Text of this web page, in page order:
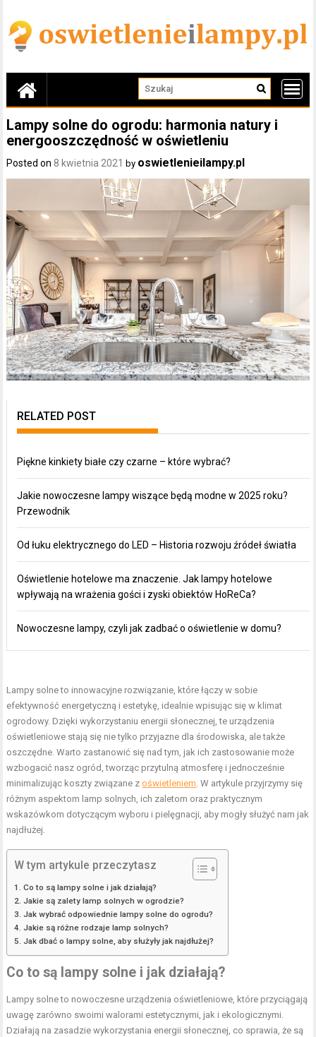
content
Lampy solne do ogrodu: harmonia natury i
energooszczędność w oświetleniu
Posted on 8 kwietnia 2021 by oswietlenieilampy.pl
RELATED POST
Piękne kinkiety białe czy czarne – które wybrać?
Jakie nowoczesne lampy wiszące będą modne w 2025 roku?
Przewodnik
Od łuku elektrycznego do LED – Historia rozwoju źródeł światła
Oświetlenie hotelowe ma znaczenie. Jak lampy hotelowe
wpływają na wrażenia gości i zyski obiektów HoReCa?
Nowoczesne lampy, czyli jak zadbać o oświetlenie w domu?
Lampy solne to innowacyjne rozwiązanie, które łączy w sobie
efektywność energetyczną i estetykę, idealnie wpisując się w klimat
ogrodowy. Dzięki wykorzystaniu energii słonecznej, te urządzenia
oświetleniowe stają się nie tylko przyjazne dla środowiska, ale także
oszczędne. Warto zastanowić się nad tym, jak ich zastosowanie może
wzbogacić nasz ogród, tworząc przytulną atmosferę i jednocześnie
minimalizując koszty związane zoświetleniem. W artykule przyjrzymy się
różnym aspektom lamp solnych, ich zaletom oraz praktycznym
wskazówkom dotyczącym wyboru i pielęgnacji, aby mogły służyć nam jak
najdłużej.
W tym artykule przeczytasz
Co to są lampy solne i jak działają?
Jakie są zalety lamp solnych w ogrodzie?
Jak wybrać odpowiednie lampy solne do ogrodu?
Jakie są różne rodzaje lamp solnych?
Jak dbać o lampy solne, aby służyły jak najdłużej?
Co to są lampy solne i jak działają?
Lampy solne to nowoczesne urządzenia oświetleniowe, które przyciągają
uwagę zarówno swoimi walorami estetycznymi, jak i ekologicznymi.
Działają na zasadzie wykorzystania energii słonecznej, co sprawia, że są